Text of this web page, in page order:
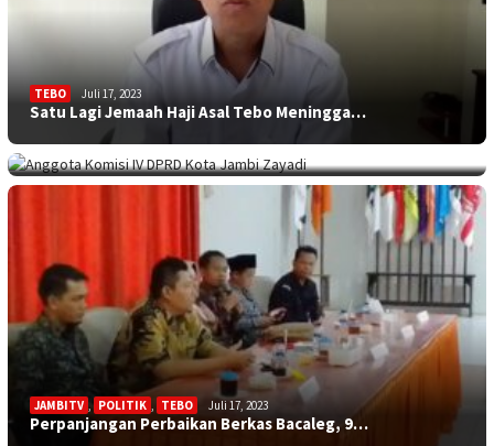
TEBO Juli 17, 2023
Satu Lagi Jemaah Haji Asal Tebo Meningga…
KOTA JAMBI
Sekolah Minim Siswa, Dewan: Diknas Harus…
JAMBITV , POLITIK , TEBO Juli 17, 2023
Perpanjangan Perbaikan Berkas Bacaleg, 9…